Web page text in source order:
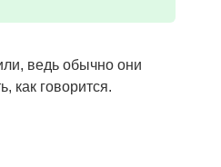
ведь обычно они
как говорится.